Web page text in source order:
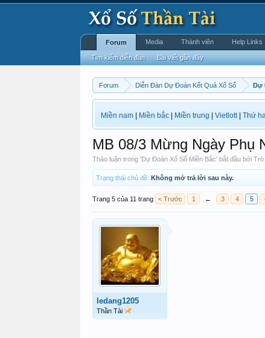
Forum Diễn Đàn Dự Đoán Kết Quả Xổ Số Dự
Miền nam Miền bắc Miền trung Vietlott| Thứ
MB 08/3 Mừng Ngày Phụ
Thảo luận trong 'Dự Đoán Xổ Số Miền Bắc' bắt đầu bởi Trò
Trạng thái chủ đề: Không mở trả lời sau này.
Trang 5 của 11 trang < Trước 1 ← 3 4 5
ledang1205
Thần Tài
Forum
Tìm kiếm diễn đàn Bài viết gần đây
Media Thành viên Help Links